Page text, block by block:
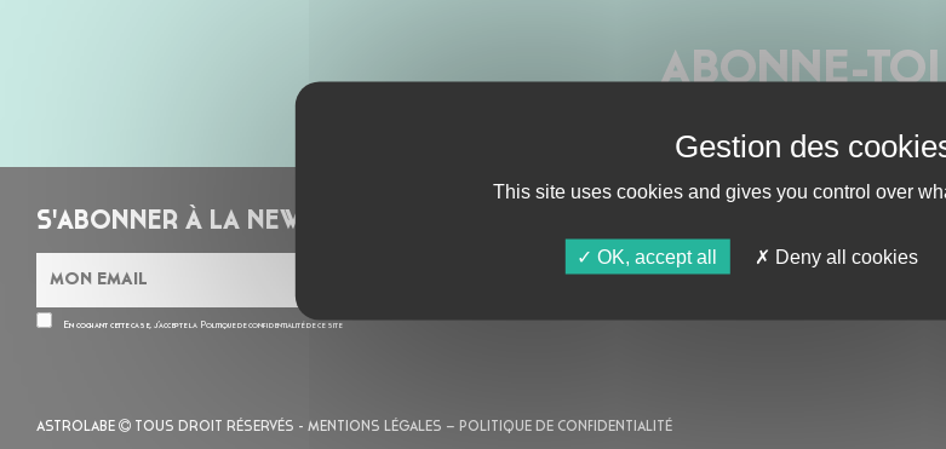
ABONNE-
S'ABONNER À LA NEWSLETTER
En cochant cette case, j’accepte la Politique de confidentialitéde ce site
AGENDA
ASTROLABE TOUS DROIT RÉSERVÉS - MENTIONS LÉGALES – POLITIQUE DE CONFIDENTIALITÉ
This site uses cookies and gives you control over
OK, accept all Deny all cookies